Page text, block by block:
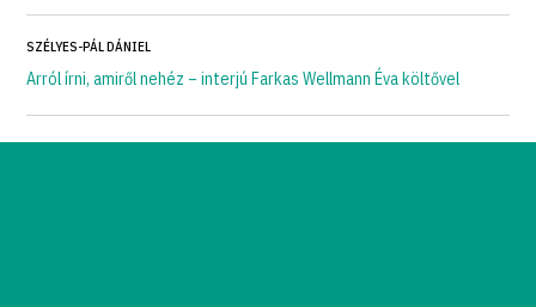
SZÉLYES-PÁL DÁNIEL
Arról írni, amiről nehéz – interjú Farkas Wellmann Éva költővel